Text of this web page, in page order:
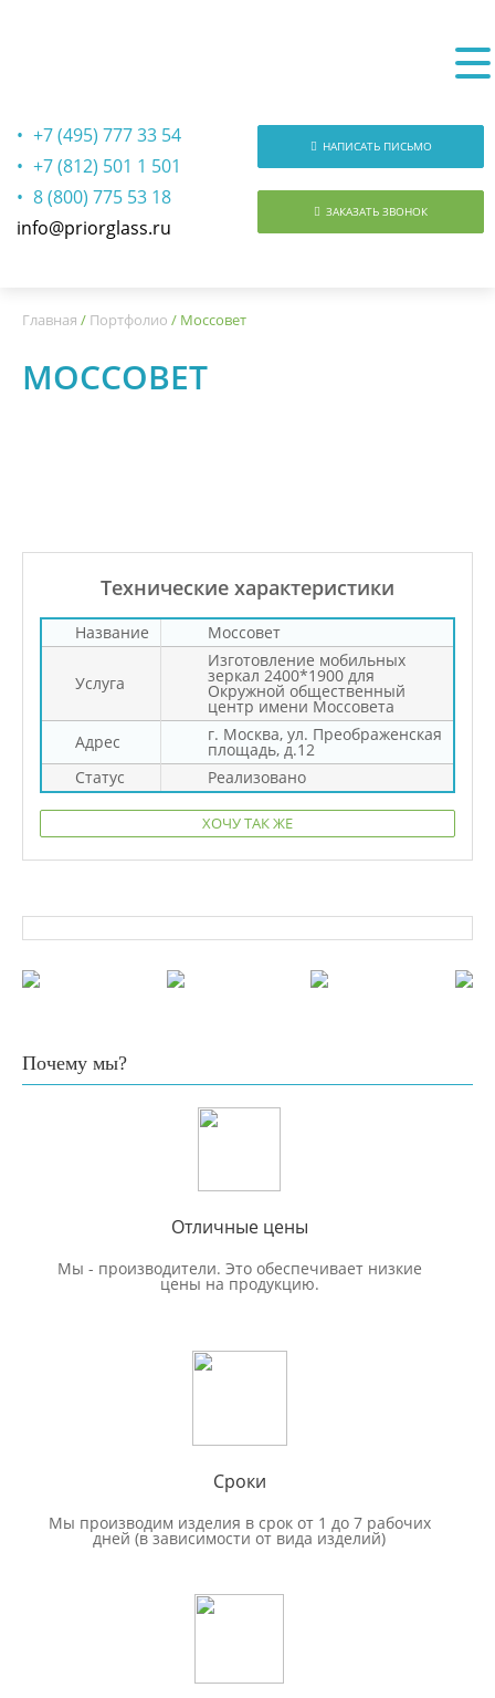
+7 (495) 777 33 54
+7 (812) 501 1 501
8 (800) 775 53 18
info@priorglass.ru
НАПИСАТЬ ПИСЬМО
ЗАКАЗАТЬ ЗВОНОК
Главная / Портфолио / Моссовет
МОССОВЕТ
Технические характеристики
Название Моссовет
Услуга
Изготовление мобильных
зеркал 2400*1900 для
Окружной общественный
центр имени Моссовета
Адрес
г. Москва, ул. Преображенская
площадь, д.12
Статус
Реализовано
ХОЧУ ТАК ЖЕ
Почему мы?
Отличные цены
Мы - производители. Это обеспечивает низкие
цены на продукцию.
Сроки
Мы производим изделия в срок от 1 до 7 рабочих
дней (в зависимости от вида изделий)